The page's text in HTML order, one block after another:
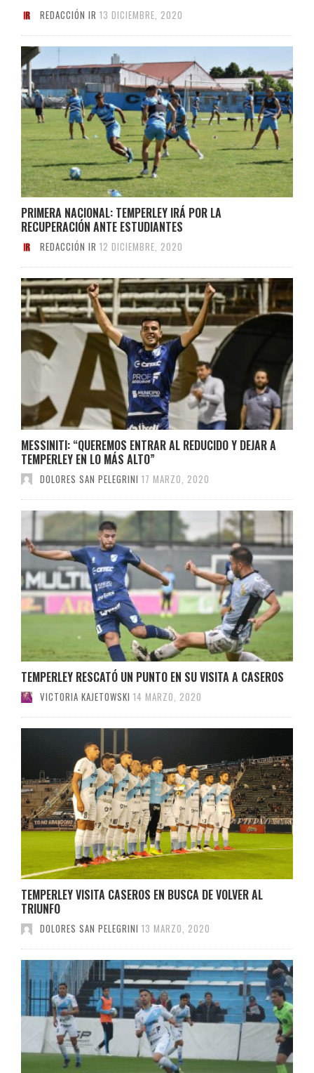
REDACCIÓN IR 13 DICIEMBRE, 2020
PRIMERA NACIONAL: TEMPERLEY IRÁ POR LA
RECUPERACIÓN ANTE ESTUDIANTES
REDACCIÓN IR 12 DICIEMBRE, 2020
MESSINITI: “QUEREMOS ENTRAR AL REDUCIDO Y DEJAR A
TEMPERLEY EN LO MÁS ALTO”
DOLORES SAN PELEGRINI 17 MARZO, 2020
TEMPERLEY RESCATÓ UN PUNTO EN SU VISITA A CASEROS
VICTORIA KAJETOWSKI 14 MARZO, 2020
TEMPERLEY VISITA CASEROS EN BUSCA DE VOLVER AL
TRIUNFO
DOLORES SAN PELEGRINI 13 MARZO, 2020